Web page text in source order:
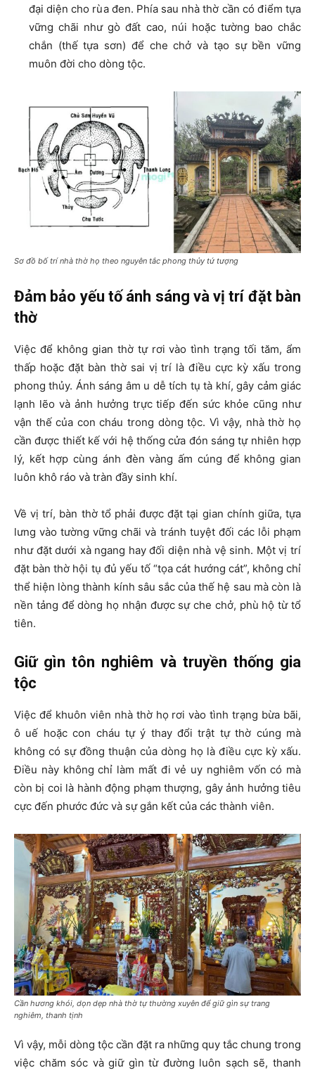
đại diện cho rùa đen. Phía sau nhà thờ cần có điểm tựa
vững chãi như gò đất cao, núi hoặc tường bao chắc
chắn (thế tựa sơn) để che chở và tạo sự bền vững
muôn đời cho dòng tộc.
Sơ đồ bố trí nhà thờ họ theo nguyên tắc phong thủy tứ tượng
Đảm bảo yếu tố ánh sáng và vị trí đặt bàn
thờ
Việc để không gian thờ tự rơi vào tình trạng tối tăm, ẩm
thấp hoặc đặt bàn thờ sai vị trí là điều cực kỳ xấu trong
phong thủy. Ánh sáng âm u dễ tích tụ tà khí, gây cảm giác
lạnh lẽo và ảnh hưởng trực tiếp đến sức khỏe cũng như
vận thế của con cháu trong dòng tộc. Vì vậy, nhà thờ họ
cần được thiết kế với hệ thống cửa đón sáng tự nhiên hợp
lý, kết hợp cùng ánh đèn vàng ấm cúng để không gian
luôn khô ráo và tràn đầy sinh khí.
Về vị trí, bàn thờ tổ phải được đặt tại gian chính giữa, tựa
lưng vào tường vững chãi và tránh tuyệt đối các lỗi phạm
như đặt dưới xà ngang hay đối diện nhà vệ sinh. Một vị trí
đặt bàn thờ hội tụ đủ yếu tố “tọa cát hướng cát”, không chỉ
thể hiện lòng thành kính sâu sắc của thế hệ sau mà còn là
nền tảng để dòng họ nhận được sự che chở, phù hộ từ tổ
tiên.
Giữ gìn tôn nghiêm và truyền thống gia
tộc
Việc để khuôn viên nhà thờ họ rơi vào tình trạng bừa bãi,
ô uế hoặc con cháu tự ý thay đổi trật tự thờ cúng mà
không có sự đồng thuận của dòng họ là điều cực kỳ xấu.
Điều này không chỉ làm mất đi vẻ uy nghiêm vốn có mà
còn bị coi là hành động phạm thượng, gây ảnh hưởng tiêu
cực đến phước đức và sự gắn kết của các thành viên.
Cần hương khói, dọn dẹp nhà thờ tự thường xuyên để giữ gìn sự trang
nghiêm, thanh tịnh
Vì vậy, mỗi dòng tộc cần đặt ra những quy tắc chung trong
việc chăm sóc và giữ gìn từ đường luôn sạch sẽ, thanh